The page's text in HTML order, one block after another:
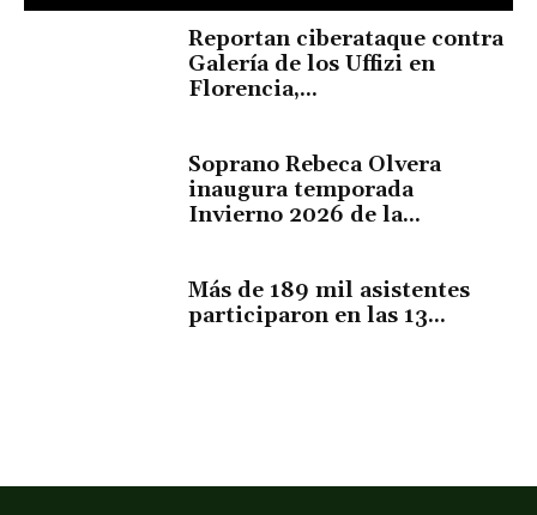
Reportan ciberataque contra
Galería de los Uffizi en
Florencia,...
Soprano Rebeca Olvera
inaugura temporada
Invierno 2026 de la...
Más de 189 mil asistentes
participaron en las 13...